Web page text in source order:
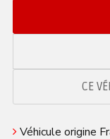
CE
Véhicule origine